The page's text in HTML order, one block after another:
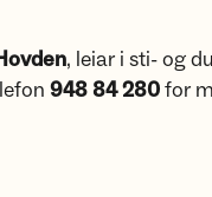
, leiar i sti- og
948 84 280for